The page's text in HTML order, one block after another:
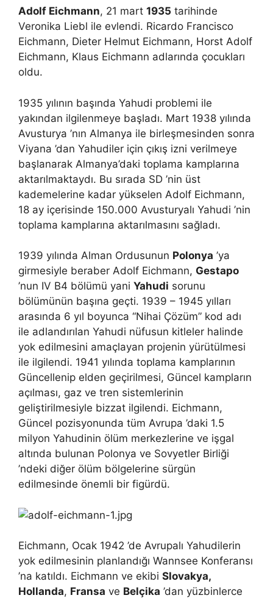
Adolf Eichmann, 21 mart 1935 tarihinde
Veronika Liebl ile evlendi. Ricardo Francisco
Eichmann, Dieter Helmut Eichmann, Horst Adolf
Eichmann, Klaus Eichmann adlarında çocukları
oldu.
1935 yılının başında Yahudi problemi ile
yakından ilgilenmeye başladı. Mart 1938 yılında
Avusturya ’nın Almanya ile birleşmesinden sonra
Viyana ’dan Yahudiler için çıkış izni verilmeye
başlanarak Almanya’daki toplama kamplarına
aktarılmaktaydı. Bu sırada SD ’nin üst
kademelerine kadar yükselen Adolf Eichmann,
18 ay içerisinde 150.000 Avusturyalı Yahudi ’nin
toplama kamplarına aktarılmasını sağladı.
1939 yılında Alman Ordusunun Polonya ’ya
girmesiyle beraber Adolf Eichmann, Gestapo
’nun IV B4 bölümü yani Yahudi sorunu
bölümünün başına geçti. 1939 – 1945 yılları
arasında 6 yıl boyunca “Nihai Çözüm” kod adı
ile adlandırılan Yahudi nüfusun kitleler halinde
yok edilmesini amaçlayan projenin yürütülmesi
ile ilgilendi. 1941 yılında toplama kamplarının
Güncellenip elden geçirilmesi, Güncel kampların
açılması, gaz ve tren sistemlerinin
geliştirilmesiyle bizzat ilgilendi. Eichmann,
Güncel pozisyonunda tüm Avrupa ’daki 1.5
milyon Yahudinin ölüm merkezlerine ve işgal
altında bulunan Polonya ve Sovyetler Birliği
’ndeki diğer ölüm bölgelerine sürgün
edilmesinde önemli bir figürdü.
Eichmann, Ocak 1942 ’de Avrupalı Yahudilerin
yok edilmesinin planlandığı Wannsee Konferansı
’na katıldı. Eichmann ve ekibi Slovakya,
Hollanda, Fransa ve Belçika ’dan yüzbinlerce